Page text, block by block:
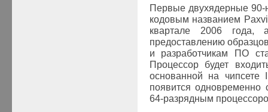
Первые двухядерные
кодовым названием
квартале 2006 года,
предоставлению
и разработчикам ПО
Процессор будет
основанной на чипсете
появится
64-разрядным